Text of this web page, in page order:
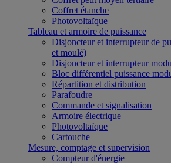
Coffret étanche
Photovoltaïque
Tableau et armoire de puissance
Disjoncteur et interrupteur de
et moulé)
Disjoncteur et interrupteur
Bloc différentiel puissance
Répartition et distribution
Parafoudre
Commande et signalisation
Armoire électrique
Photovoltaïque
Cartouche
Mesure, comptage et supervision
Compteur d'énergie